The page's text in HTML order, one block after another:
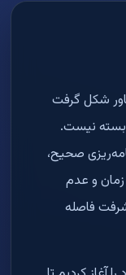
شکل گرفت
نیست.
صحیح،
زمان و عدم
فاصله